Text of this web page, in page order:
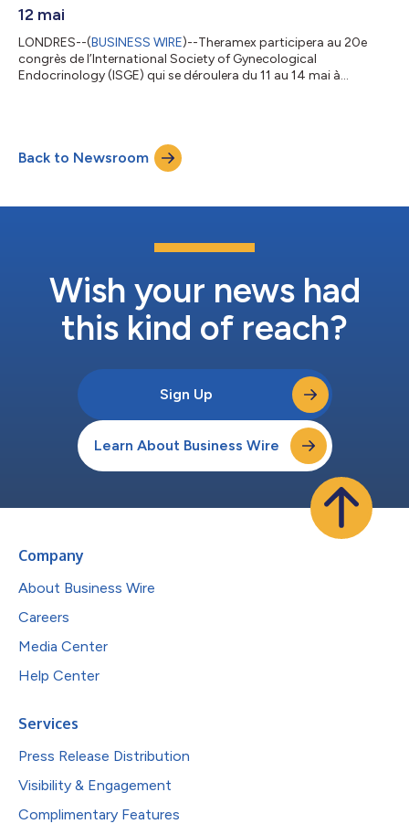
12 mai
LONDRES--(BUSINESS WIRE)--Theramex participera au 20e
congrès de l’International Society of Gynecological
Endocrinology (ISGE) qui se déroulera du 11 au 14 mai à
parties intéressées. Theramex est fière de présenter Femarelle®
qui sera commercialisé en Italie, en France, en Espagne, en
Allemagne, au Royaume-Uni, e...
Back to Newsroom
Wish your news had
this kind of reach?
Sign Up
Learn About Business Wire
Company
About Business Wire
Careers
Media Center
Help Center
Services
Press Release Distribution
Visibility & Engagement
Complimentary Features